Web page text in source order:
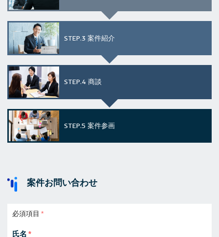
STEP.3 案件紹介
STEP.4 商談
STEP.5 案件参画
案件お問い合わせ
必須項目
氏名